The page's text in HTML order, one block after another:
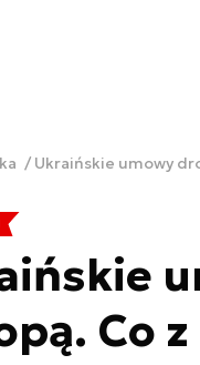
Ukraińskie umowy
Co